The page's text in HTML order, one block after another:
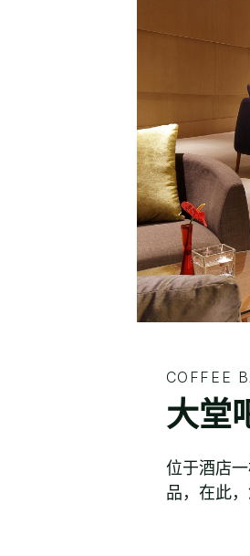
COFFEE
大堂
位于酒店
品，在此